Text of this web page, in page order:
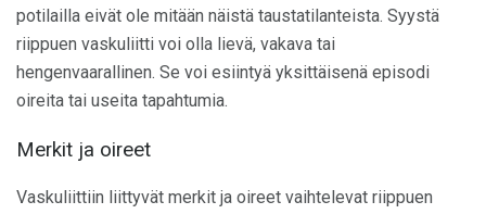
potilailla eivät ole mitään näistä taustatilanteista. Syystä
riippuen vaskuliitti voi olla lievä, vakava tai
hengenvaarallinen. Se voi esiintyä yksittäisenä episodi
oireita tai useita tapahtumia.
Merkit ja oireet
Vaskuliittiin liittyvät merkit ja oireet vaihtelevat riippuen